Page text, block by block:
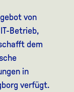
von
Betrieb,
dem
in
verfügt.